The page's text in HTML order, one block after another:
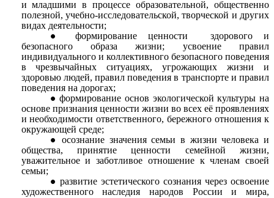
и младшими в процессе образовательной, общественно
полезной, учебно-исследовательской, творческой и других
видах деятельности;
формирование ценности здорового и
безопасного образа жизни; усвоение правил
индивидуального и коллективного безопасного поведения
в чрезвычайных ситуациях, угрожающих жизни и
здоровью людей, правил поведения в транспорте и правил
поведения на дорогах;
формирование основ экологической культуры на
основе признания ценности жизни во всех её проявлениях
и необходимости ответственного, бережного отношения к
окружающей среде;
осознание значения семьи в жизни человека и
общества, принятие ценности семейной жизни,
уважительное и заботливое отношение к членам своей
семьи;
развитие эстетического сознания через освоение
художественного наследия народов России и мира,